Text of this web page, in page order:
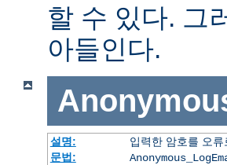
할 수 있다. 그
아들인다.
설명:
입력한 암호를 오
문법: